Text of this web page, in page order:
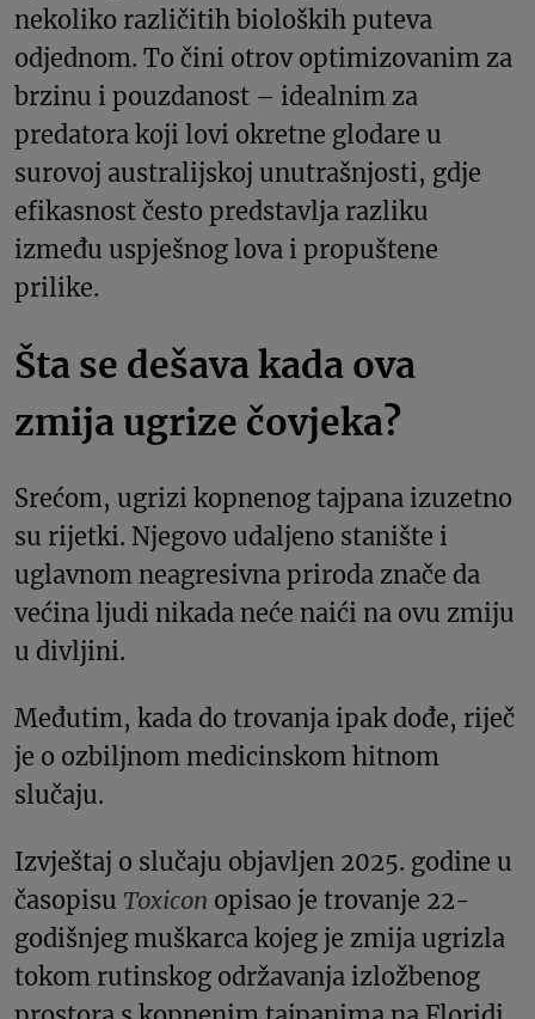
nekoliko različitih bioloških puteva
odjednom. To čini otrov optimizovanim za
brzinu i pouzdanost – idealnim za
predatora koji lovi okretne glodare u
surovoj australijskoj unutrašnjosti, gdje
efikasnost često predstavlja razliku
između uspješnog lova i propuštene
prilike.
Šta se dešava kada ova
zmija ugrize čovjeka?
Srećom, ugrizi kopnenog tajpana izuzetno
su rijetki. Njegovo udaljeno stanište i
uglavnom neagresivna priroda znače da
većina ljudi nikada neće naići na ovu zmiju
u divljini.
Međutim, kada do trovanja ipak dođe, riječ
je o ozbiljnom medicinskom hitnom
slučaju.
Izvještaj o slučaju objavljen 2025. godine u
časopisu Toxicon opisao je trovanje 22-
godišnjeg muškarca kojeg je zmija ugrizla
tokom rutinskog održavanja izložbenog